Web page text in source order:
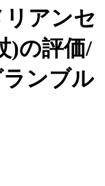
リアンセ
)の評価/
ンブル